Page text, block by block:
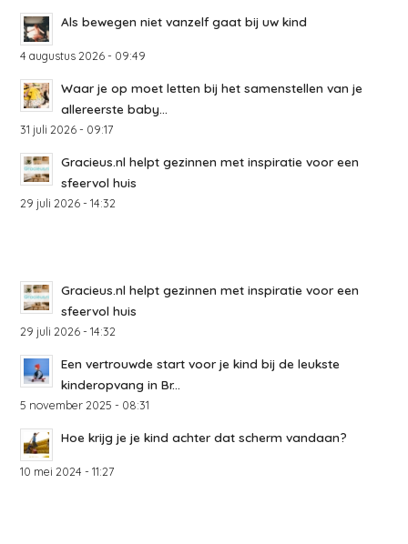
Als bewegen niet vanzelf gaat bij uw kind
4 augustus 2026 - 09:49
Waar je op moet letten bij het samenstellen van je
allereerste baby...
31 juli 2026 - 09:17
Gracieus.nl helpt gezinnen met inspiratie voor een
sfeervol huis
29 juli 2026 - 14:32
Gracieus.nl helpt gezinnen met inspiratie voor een
sfeervol huis
29 juli 2026 - 14:32
Een vertrouwde start voor je kind bij de leukste
kinderopvang in Br...
5 november 2025 - 08:31
Hoe krijg je je kind achter dat scherm vandaan?
10 mei 2024 - 11:27